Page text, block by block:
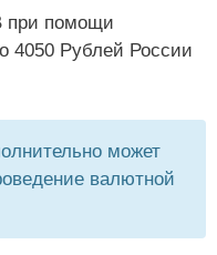
при помощи
4050 Рублей России
может
валютной